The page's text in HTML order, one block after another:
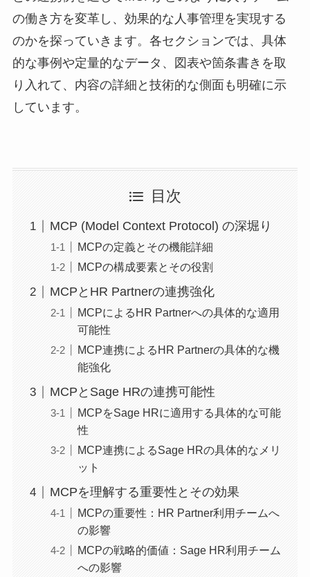
の働き方を変革し、効果的な人事管理を実現する
のかを探っていきます。各セクションでは、具体
的な事例や定量的なデータ、図表や箇条書きを取
り入れて、内容の詳細と技術的な側面も明確に示
しています。
目次
MCP (Model Context Protocol) の深堀り
MCPの定義とその機能詳細
MCPの構成要素とその役割
MCPとHR Partnerの連携強化
MCPによるHR Partnerへの具体的な適用
可能性
MCP連携によるHR Partnerの具体的な機
能強化
MCPとSage HRの連携可能性
MCPをSage HRに適用する具体的な可能
性
MCP連携によるSage HRの具体的なメリ
ット
MCPを理解する重要性とその効果
MCPの重要性：HR Partner利用チームへ
の影響
MCPの戦略的価値：Sage HR利用チーム
への影響